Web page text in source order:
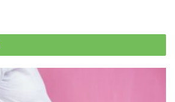
MSD Manual, (Abruf
Pazyar, Amir Feily: Garlic in
Dermatology Reports, (Abruf
PubMed